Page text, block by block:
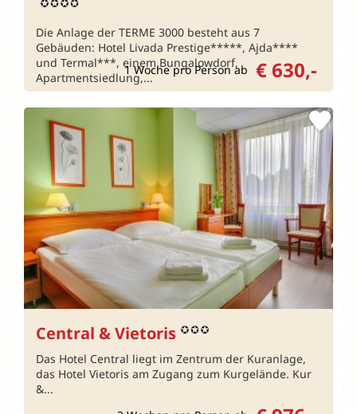
Die Anlage der TERME 3000 besteht aus 7
Gebäuden: Hotel Livada Prestige*****, Ajda****
und Termal***, einem Bungalowdorf,
Apartmentsiedlung,...
1 Woche pro Person ab € 630,-
Central & Vietoris
Das Hotel Central liegt im Zentrum der Kuranlage,
das Hotel Vietoris am Zugang zum Kurgelände. Kur
&...